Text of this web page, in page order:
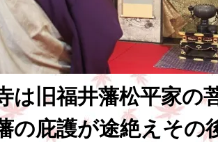
は旧福井藩松平家の
の庇護が途絶えその